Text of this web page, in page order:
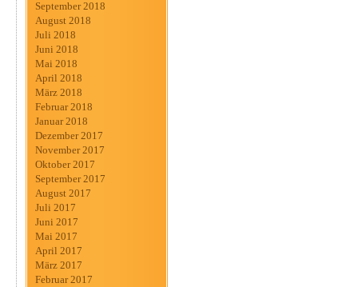
September 2018
August 2018
Juli 2018
Juni 2018
Mai 2018
April 2018
März 2018
Februar 2018
Januar 2018
Dezember 2017
November 2017
Oktober 2017
September 2017
August 2017
Juli 2017
Juni 2017
Mai 2017
April 2017
März 2017
Februar 2017